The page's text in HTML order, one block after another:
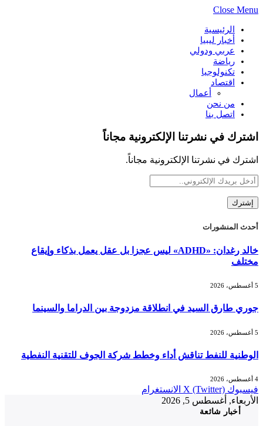
Close Menu
الرئيسية
أخبار ليبيا
عربي ودولي
رياضة
تكنولوجيا
اقتصاد
أعمال
من نحن
اتصل بنا
اشترك في نشرتنا الإلكترونية مجاناً
اشترك في نشرتنا الإلكترونية مجاناً.
أحدث المنشورات
خالد رغدان: «ADHD» ليس عجزا بل عقل يعمل بذكاء وإيقاع
مختلف
جوري طارق السيد في انطلاقة مزدوجة بين الدراما والسينما
الوطنية للنفط تناقش أداء وخطط شركة الجوف للتقنية النفطية
فيسبوك X (Twitter) الانستغرام
الأربعاء, أغسطس 5, 2026
أخبار شائعة